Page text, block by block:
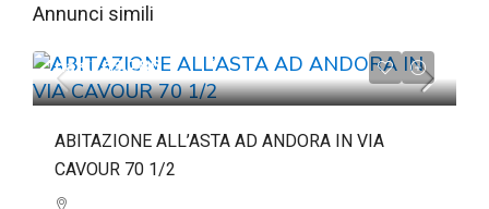
Annunci simili
da€263.286
ABITAZIONE ALL’ASTA AD ANDORA IN VIA
CAVOUR 70 1/2